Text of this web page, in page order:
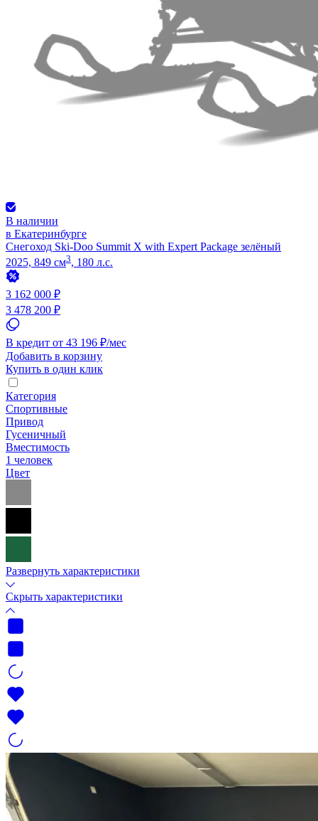
В наличии
в Екатеринбурге
Снегоход Ski-Doo Summit X with Expert Package зелёный
2025, 849 см3, 180 л.с.
3 162 000 ₽
3 478 200 ₽
В кредит от 43 196 ₽/мес
Добавить в корзину
Купить в один клик
Категория
Спортивные
Привод
Гусеничный
Вместимость
1 человек
Цвет
Развернуть характеристики
Скрыть характеристики